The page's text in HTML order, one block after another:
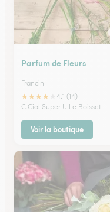
Parfum de Fleurs
Francin
★★★★
4.1 (14)
C.Cial Super U Le Boisset
Voir la boutique